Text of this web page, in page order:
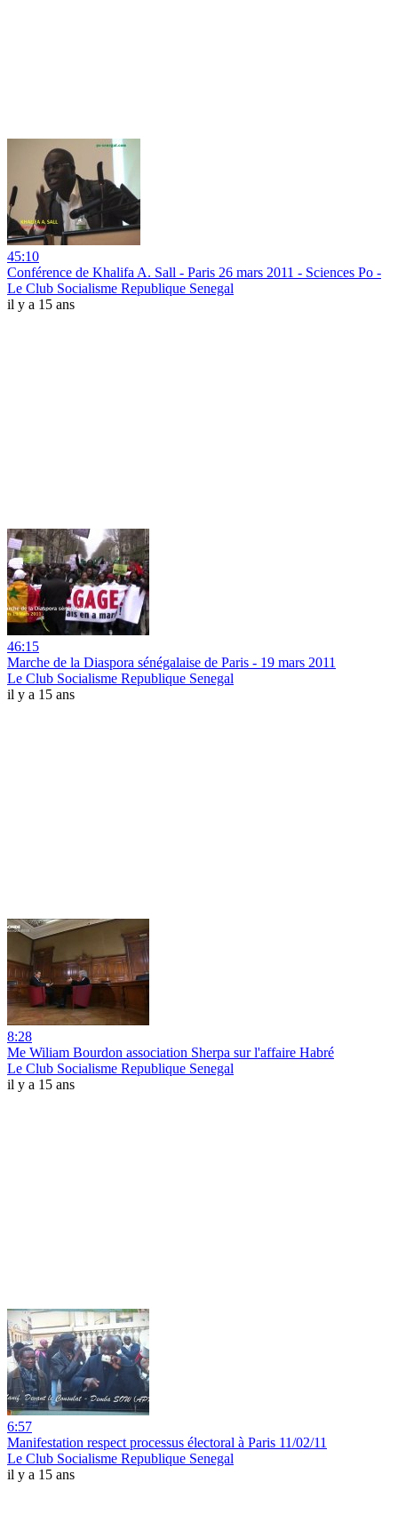
45:10
Conférence de Khalifa A. Sall - Paris 26 mars 2011 - Sciences Po -
Le Club Socialisme Republique Senegal
il y a 15 ans
46:15
Marche de la Diaspora sénégalaise de Paris - 19 mars 2011
Le Club Socialisme Republique Senegal
il y a 15 ans
8:28
Me Wiliam Bourdon association Sherpa sur l'affaire Habré
Le Club Socialisme Republique Senegal
il y a 15 ans
6:57
Manifestation respect processus électoral à Paris 11/02/11
Le Club Socialisme Republique Senegal
il y a 15 ans